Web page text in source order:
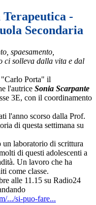
-
Secondaria
spaesamento,
ci solleva dalla vita e dal
"Carlo Porta" il
l'autrice Sonia Scarpante
3E, con il coordinamento
l'anno scorso dalla Prof.
di questa settimana su
un laboratorio di scrittura
di questi adolescenti a
Un lavoro che ha
come classe.
alle 11.15 su Radio24
.../si-puo-fare...